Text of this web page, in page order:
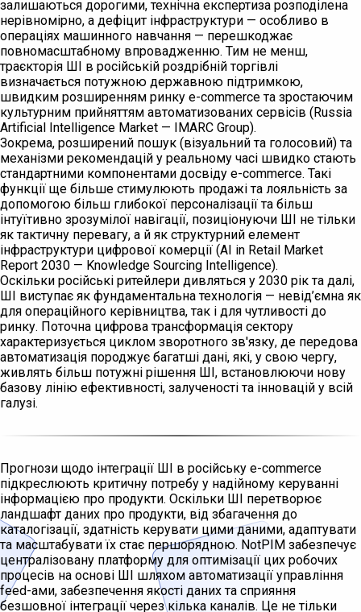
залишаються дорогими, технічна експертиза розподілена
нерівномірно, а дефіцит інфраструктури — особливо в
операціях машинного навчання — перешкоджає
повномасштабному впровадженню. Тим не менш,
траєкторія ШІ в російській роздрібній торгівлі
визначається потужною державною підтримкою,
швидким розширенням ринку e-commerce та зростаючим
культурним прийняттям автоматизованих сервісів (Russia
Artificial Intelligence Market — IMARC Group).
Зокрема, розширений пошук (візуальний та голосовий) та
механізми рекомендацій у реальному часі швидко стають
стандартними компонентами досвіду e-commerce. Такі
функції ще більше стимулюють продажі та лояльність за
допомогою більш глибокої персоналізації та більш
інтуїтивно зрозумілої навігації, позиціонуючи ШІ не тільки
як тактичну перевагу, а й як структурний елемент
інфраструктури цифрової комерції (AI in Retail Market
Report 2030 — Knowledge Sourcing Intelligence).
Оскільки російські ритейлери дивляться у 2030 рік та далі,
ШІ виступає як фундаментальна технологія — невід’ємна як
для операційного керівництва, так і для чутливості до
ринку. Поточна цифрова трансформація сектору
характеризується циклом зворотного зв'язку, де передова
автоматизація породжує багатші дані, які, у свою чергу,
живлять більш потужні рішення ШІ, встановлюючи нову
базову лінію ефективності, залученості та інновацій у всій
галузі.
Прогнози щодо інтеграції ШІ в російську e-commerce
підкреслюють критичну потребу у надійному керуванні
інформацією про продукти. Оскільки ШІ перетворює
ландшафт даних про продукти, від збагачення до
каталогізації, здатність керувати цими даними, адаптувати
та масштабувати їх стає першорядною. NotPIM забезпечує
централізовану платформу для оптимізації цих робочих
процесів на основі ШІ шляхом автоматизації управління
feed-ами, забезпечення якості даних та сприяння
безшовної інтеграції через кілька каналів. Це не тільки